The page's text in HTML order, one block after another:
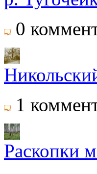
0
1
Раскопки